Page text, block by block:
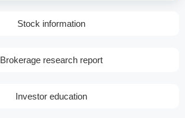
Stock information
Brokerage research report
Investor education